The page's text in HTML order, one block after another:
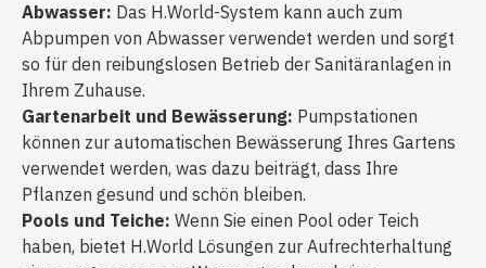
Abwasser: Das H.World-System kann auch zum
Abpumpen von Abwasser verwendet werden und sorgt
so für den reibungslosen Betrieb der Sanitäranlagen in
Ihrem Zuhause.
Gartenarbeit und Bewässerung: Pumpstationen
können zur automatischen Bewässerung Ihres Gartens
verwendet werden, was dazu beiträgt, dass Ihre
Pflanzen gesund und schön bleiben.
Pools und Teiche: Wenn Sie einen Pool oder Teich
haben, bietet H.World Lösungen zur Aufrechterhaltung